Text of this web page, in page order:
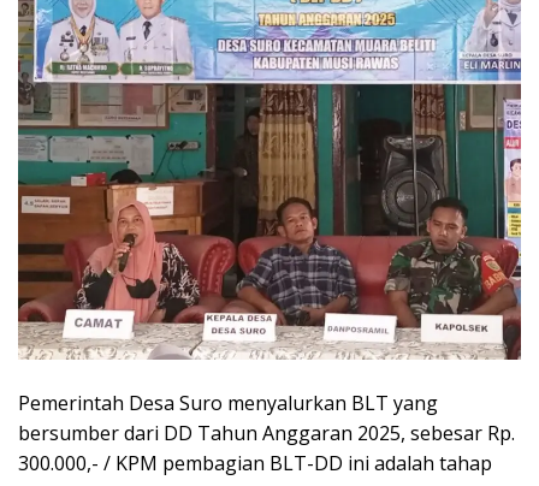
Pemerintah Desa Suro menyalurkan BLT yang
bersumber dari DD Tahun Anggaran 2025, sebesar Rp.
300.000,- / KPM pembagian BLT-DD ini adalah tahap